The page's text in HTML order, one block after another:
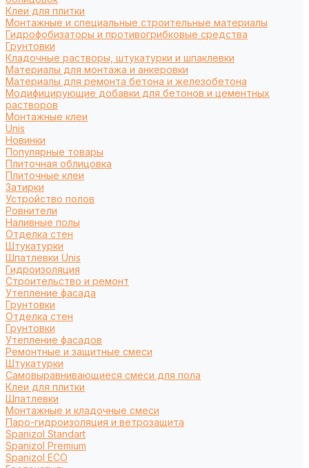
Клеи для плитки
Монтажные и специальные строительные материалы
Гидрофобизаторы и противогрибковые средства
Грунтовки
Кладочные растворы, штукатурки и шпаклевки
Материалы для монтажа и анкеровки
Материалы для ремонта бетона и железобетона
Модифицирующие добавки для бетонов и цементных
растворов
Монтажные клеи
Unis
Новинки
Популярные товары
Плиточная облицовка
Плиточные клеи
Затирки
Устройство полов
Ровнители
Наливные полы
Отделка стен
Штукатурки
Шпатлевки Unis
Гидроизоляция
Строительство и ремонт
Утепление фасада
Грунтовки
Отделка стен
Грунтовки
Утепление фасадов
Ремонтные и защитные смеси
Штукатурки
Самовыравнивающиеся смеси для пола
Клеи для плитки
Шпатлевки
Монтажные и кладочные смеси
Паро-гидроизоляция и ветрозащита
Spanizol Standart
Spanizol Premium
Spanizol ECO